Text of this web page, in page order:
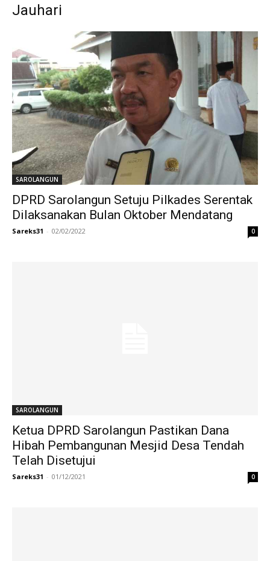
Jauhari
SAROLANGUN
DPRD Sarolangun Setuju Pilkades Serentak
Dilaksanakan Bulan Oktober Mendatang
Sareks31 - 02/02/2022 0
SAROLANGUN
Ketua DPRD Sarolangun Pastikan Dana
Hibah Pembangunan Mesjid Desa Tendah
Telah Disetujui
Sareks31 - 01/12/2021 0